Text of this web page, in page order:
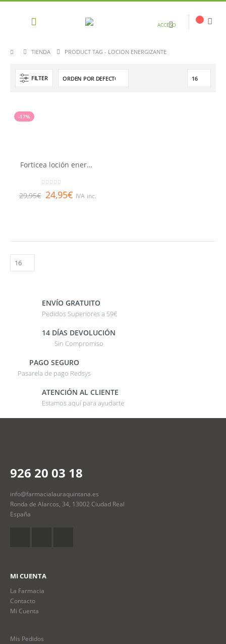
ACCESO
TIENDA PRODUCT TAG - LOCION ENERGIZANTE
FILTER
-17%
Forticea loción energizante 100 ml RENE FURTERER
29,95€ 24,95€ IVA inc.
ENVÍO GRATUITO
Pedidos Superiores a 59€
14 DÍAS DEVOLUCIÓN
Sin Compromiso
PAGO SEGURO
Pasarela de pago Redsys
ATENCIÓN AL CLIENTE
Estamos aquí para ayudarte
926 20 03 18
info@farmacialauraquintana.es
Ronda de Alarcos, 34, 13002 Ciudad Real
España
MI CUENTA
La Farmacia
Contacto
Mi Cuenta
Mis Pedidos